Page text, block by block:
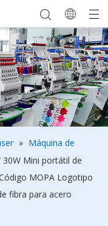
» Máquina de
30W Mini portátil de
MOPA Logotipo
fibra para acero